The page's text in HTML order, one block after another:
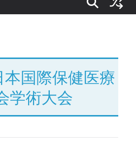
国際保健医療
学術大会